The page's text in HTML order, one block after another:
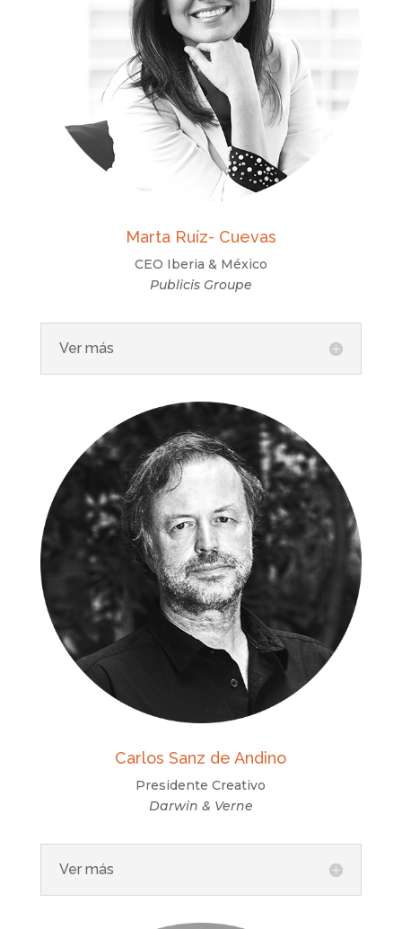
Marta Ruíz- Cuevas
CEO Iberia & México
Publicis Groupe
Ver más
Carlos Sanz de Andino
Presidente Creativo
Darwin & Verne
Ver más